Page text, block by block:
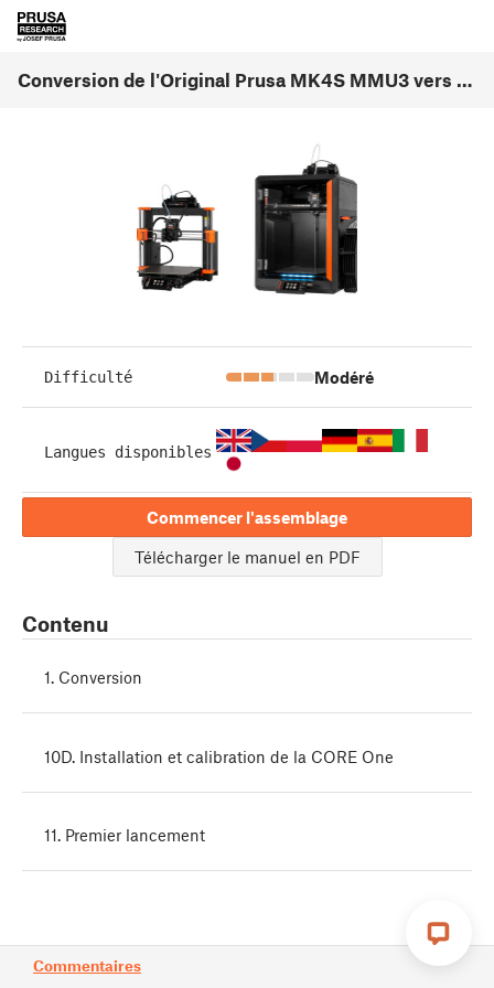
Conversion de l'Original Prusa MK4S MMU3 vers la CORE One MMU3 (1.00)
Commentaires
Difficulté Modéré
Langues disponibles
Commencer l'assemblage
Télécharger le manuel en PDF
Contenu
1. Conversion
10D. Installation et calibration de la CORE One
11. Premier lancement